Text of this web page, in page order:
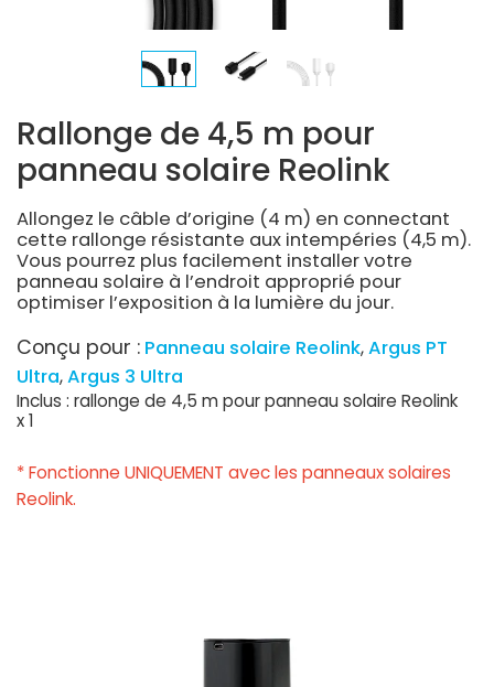
Rallonge de 4,5 m pour
panneau solaire Reolink
Allongez le câble d’origine (4 m) en connectant
cette rallonge résistante aux intempéries (4,5 m).
Vous pourrez plus facilement installer votre
panneau solaire à l’endroit approprié pour
optimiser l’exposition à la lumière du jour.
Conçu pour : Panneau solaire Reolink Argus PT
Ultra Argus 3 Ultra
Inclus : rallonge de 4,5 m pour panneau solaire Reolink
x 1
* Fonctionne UNIQUEMENT avec les panneaux solaires
Reolink.